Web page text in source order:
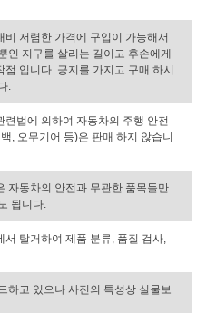
저렴한 가격에 구입이 가능해서
인 지구를 살리는 길이고 후손에게
입니다. 긍지를 가지고 구매 하시
.
법에 의하여 자동차의 주행 안전
, 오무기어 등)은 판매 하지 않습니
자동차의 안전과 무관한 품목들만
됩니다.
탈거하여 제품 분류, 품질 검사,
하고 있으나 사진의 특성상 실물보